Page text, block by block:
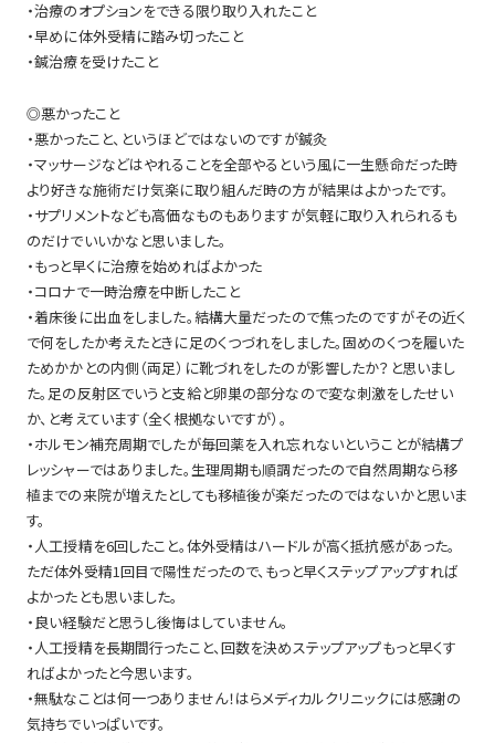
・治療のオプションをできる限り取り入れたこと
・早めに体外受精に踏み切ったこと
・鍼治療を受けたこと
◎悪かったこと
・悪かったこと、というほどではないのですが鍼灸
・マッサージなどはやれることを全部やるという風に一生懸命だった時
より好きな施術だけ気楽に取り組んだ時の方が結果はよかったです。
・サプリメントなども高価なものもありますが気軽に取り入れられるも
のだけでいいかなと思いました。
・もっと早くに治療を始めればよかった
・コロナで一時治療を中断したこと
・着床後に出血をしました。結構大量だったので焦ったのですがその近く
で何をしたか考えたときに足のくつづれをしました。固めのくつを履いた
ためかかとの内側（両足）に靴づれをしたのが影響したか？と思いまし
た。足の反射区でいうと支給と卵巣の部分なので変な刺激をしたせい
か、と考えています（全く根拠ないですが）。
・ホルモン補充周期でしたが毎回薬を入れ忘れないということが結構プ
レッシャーではありました。生理周期も順調だったので自然周期なら移
植までの来院が増えたとしても移植後が楽だったのではないかと思いま
す。
・人工授精を6回したこと。体外受精はハードルが高く抵抗感があった。
ただ体外受精1回目で陽性だったので、もっと早くステップアップすれば
よかったとも思いました。
・良い経験だと思うし後悔はしていません。
・人工授精を長期間行ったこと、回数を決めステップアップもっと早くす
ればよかったと今思います。
・無駄なことは何一つありません！はらメディカルクリニックには感謝の
気持ちでいっぱいです。